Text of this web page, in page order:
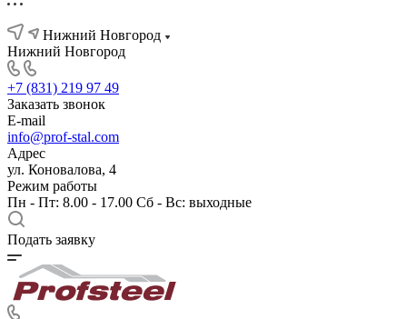
Нижний Новгород
Нижний Новгород
+7 (831) 219 97 49
Заказать звонок
E-mail
info@prof-stal.com
Адрес
ул. Коновалова, 4
Режим работы
Пн - Пт: 8.00 - 17.00 Сб - Вс: выходные
Подать заявку